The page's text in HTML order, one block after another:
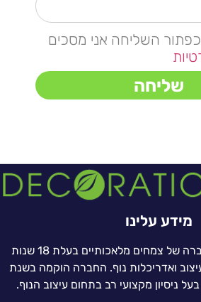
השליחה אני מסכים
שליחה
מידע עלינו
דקוריישן 2000 הינה חברה של צמחים מלאכותיים בעלת 18 שנות
ואדריכלות נוף. החברה הוקמה בשנת